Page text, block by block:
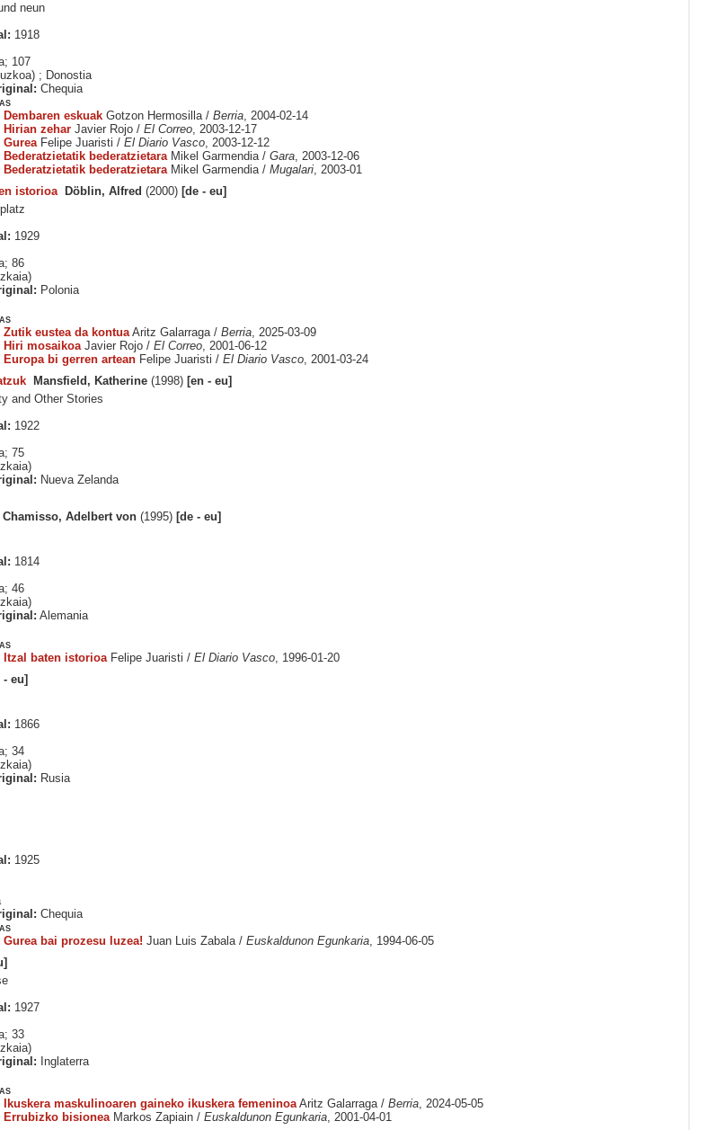
neun
1918
107
; Donostia
Chequia
Dembaren eskuakGotzon Hermosilla / Berria, 2004-02-14
Hirian zeharJavier Rojo / El Correo, 2003-12-17
GureaFelipe Juaristi / El Diario Vasco, 2003-12-12
Bederatzietatik bederatzietaraMikel Garmendia / Gara, 2003-12-06
Bederatzietatik bederatzietaraMikel Garmendia / Mugalari, 2003-01
istorioa
Döblin, Alfred (2000) [de - eu]
1929
86
Polonia
Zutik eustea da kontuaAritz Galarraga / Berria, 2025-03-09
Hiri mosaikoaJavier Rojo / El Correo, 2001-06-12
Europa bi gerren arteanFelipe Juaristi / El Diario Vasco, 2001-03-24
Mansfield, Katherine(1998) [en - eu]
and Other Stories
1922
75
Nueva Zelanda
Chamisso, Adelbert von(1995) [de - eu]
1814
46
Alemania
Itzal baten istorioaFelipe Juaristi / El Diario Vasco, 1996-01-20
- eu]
1866
34
Rusia
1925
Chequia
Gurea bai prozesu luzea! Juan Luis Zabala / Euskaldunon Egunkaria, 1994-06-05
1927
33
Inglaterra
Ikuskera maskulinoaren gaineko ikuskera femeninoaAritz Galarraga / Berria, 2024-05-05
Errubizko bisioneaMarkos Zapiain / Euskaldunon Egunkaria, 2001-04-01